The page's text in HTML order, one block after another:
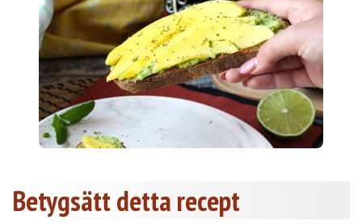
Betygsätt detta recept